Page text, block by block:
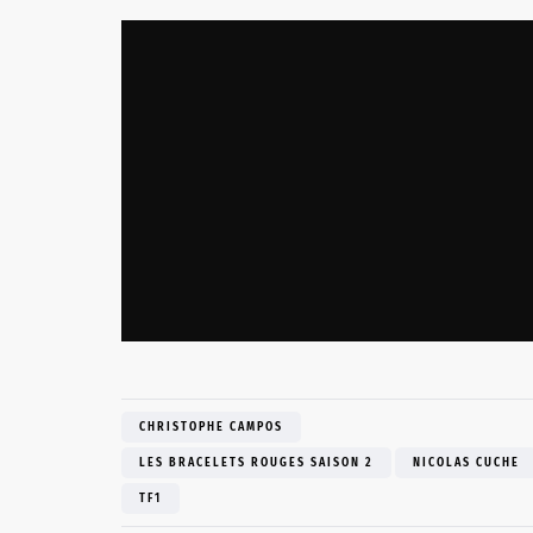
CHRISTOPHE CAMPOS
LES BRACELETS ROUGES SAISON 2 NICOLAS CUCHE
TF1